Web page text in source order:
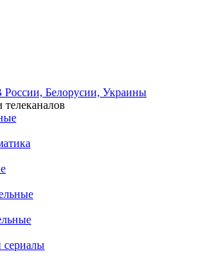
России, Белорусии, Украины
телеканалов